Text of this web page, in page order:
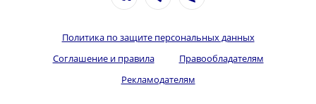
Политика по защите персональных данных
Соглашение и правила
Правообладателям
Рекламодателям